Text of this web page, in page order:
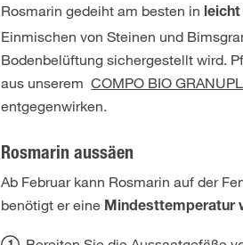
Rosmarin gedeiht am besten in leicht
Einmischen von Steinen und
Bodenbelüftung sichergestellt wird.
aus unseremCOMPO BIO
entgegenwirken.
Rosmarin aussäen
Ab Februar kann Rosmarin auf der
benötigt er eine Mindesttemperatur